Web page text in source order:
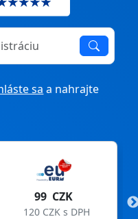
alebo prevod
sa a nahrajte
99 CZK
120 CZK s DPH